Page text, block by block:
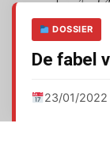
DOSSIER
De fabel
23/01/2022